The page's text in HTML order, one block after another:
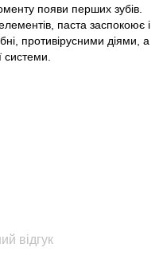
появи перших зубів.
паста заспокоює і
противірусними діями, а
системи.
відгук